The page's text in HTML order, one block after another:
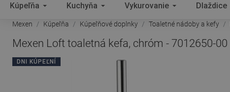
Kúpeľňa Kuchyňa Vykurovanie Dlaždice
Mexen Kúpeľňa Kúpeľňové doplnky Toaletné nádoby a kefy
Mexen Loft toaletná kefa, chróm - 7012650-00
DNI KÚPEĽNÍ